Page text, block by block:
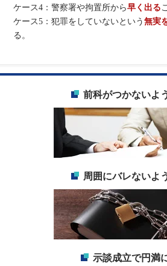
前科がつかないよ
周囲にバレないよ
示談成立で円満
ケース4：警察署や拘置所から早く出る
ケース5：犯罪をしていないという無実
る。